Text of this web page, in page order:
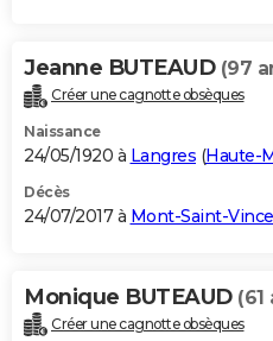
Jeanne BUTEAUD (97
Créer une cagnotte obsèques
Naissance
24/05/1920 à Langres (Haute-
Décès
24/07/2017 à Mont-Saint-
Monique BUTEAUD (61
Créer une cagnotte obsèques